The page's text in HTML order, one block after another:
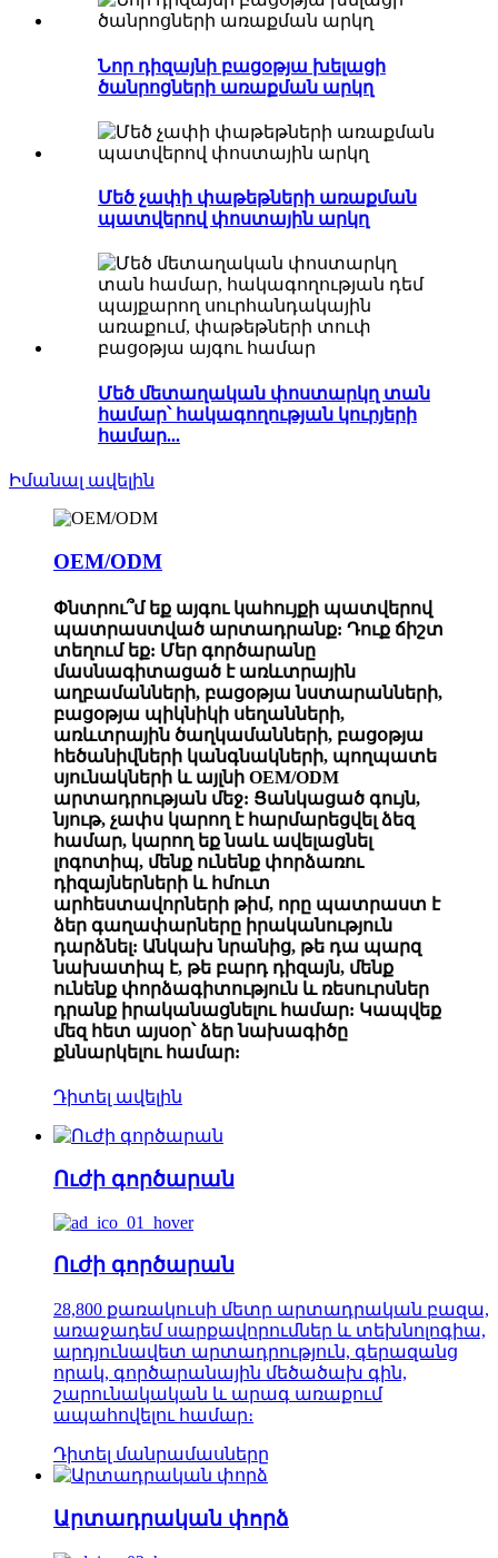
Նոր դիզայնի բացօթյա խելացի
ծանրոցների առաքման արկղ
Մեծ չափի փաթեթների առաքման
պատվերով փոստային արկղ
Մեծ մետաղական փոստարկղ տան
համար՝ հակագողության կուրյերի
համար...
Իմանալ ավելին
OEM/ODM
Փնտրու՞մ եք այգու կահույքի պատվերով
պատրաստված արտադրանք: Դուք ճիշտ
տեղում եք: Մեր գործարանը
մասնագիտացած է առևտրային
աղբամանների, բացօթյա նստարանների,
բացօթյա պիկնիկի սեղանների,
առևտրային ծաղկամանների, բացօթյա
հեծանիվների կանգնակների, պողպատե
սյունակների և այլնի OEM/ODM
արտադրության մեջ: Ցանկացած գույն,
նյութ, չափս կարող է հարմարեցվել ձեզ
համար, կարող եք նաև ավելացնել
լոգոտիպ, մենք ունենք փորձառու
դիզայներների և հմուտ
արհեստավորների թիմ, որը պատրաստ է
ձեր գաղափարները իրականություն
դարձնել: Անկախ նրանից, թե դա պարզ
նախատիպ է, թե բարդ դիզայն, մենք
ունենք փորձագիտություն և ռեսուրսներ
դրանք իրականացնելու համար: Կապվեք
մեզ հետ այսօր՝ ձեր նախագիծը
քննարկելու համար:
Դիտել ավելին
Ուժի գործարան
Ուժի գործարան
28,800 քառակուսի մետր արտադրական բազա,
առաջադեմ սարքավորումներ և տեխնոլոգիա,
արդյունավետ արտադրություն, գերազանց
որակ, գործարանային մեծածախ գին,
շարունակական և արագ առաքում
ապահովելու համար։
Դիտել մանրամասները
Արտադրական փորձ